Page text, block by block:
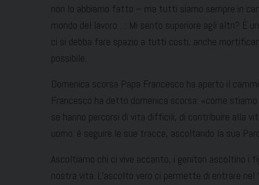
non lo abbiamo fatto – ma tutti siamo sempre in
mondo del lavoro…: Mi sento superiore agli altri? È
ci si debba fare spazio a tutti costi, anche
possibile.
Domenica scorsa Papa Francesco ha aperto il
Francesco ha detto domenica scorsa: «come
se hanno percorsi di vita difficili, di contribuire alla
uomo: è seguire le sue tracce, ascoltando la sua
Ascoltiamo chi ci vive accanto, i genitori ascoltino i
nostra vita. L’ascolto vero ci permette di entrare nel